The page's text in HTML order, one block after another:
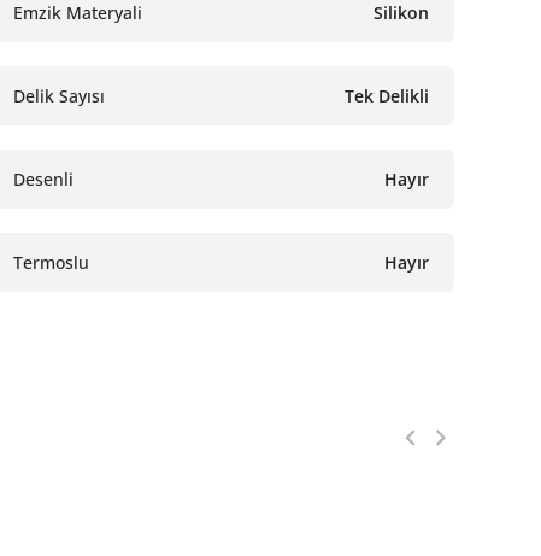
Emzik Materyali Silikon
Delik Sayısı Tek Delikli
Desenli Hayır
Termoslu Hayır